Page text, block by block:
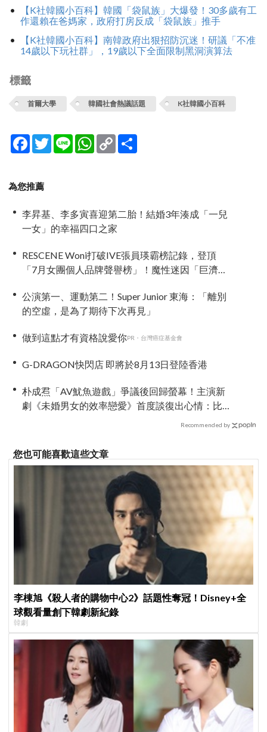
【K社韓國小百科】韓國「袋鼠族」大爆發！30多歲有工
作還賴在爸媽家，政府打房反成「袋鼠族」推手
【K社韓國小百科】南韓政府出狠招防沉迷！研議「不准
14歲以下玩社群」，19歲以下全面限制黑洞演算法
標籤
首爾大學 韓國社會熱議話題 K社韓國小百科
Facebook
TwitterLine WhatsApp
Copy
Link
為您推薦
李昇基、李多寅喜迎第二胎！結婚3年湊成「一兒
一女」的幸福四口之家
RESCENE Woni打破IVE張員瑛霸榜記錄，登頂
「7月女團個人品牌聲譽榜」！魔性迷因「巨濟呀
公演第一、運動第二！Super Junior 東海：「離別
的空虛，是為了期待下次再見」
做到這點才有資格說愛你PR・台灣癌症基金會
G-DRAGON快閃店 即將於8月13日登陸香港
朴成焄「AV魷魚遊戲」爭議後回歸螢幕！主演新
劇《未婚男女的效率戀愛》首度談復出心情：比
Recommended by
您也可能喜歡這些文章
李棟旭《殺人者的購物中心2》話題性奪冠！Disney+全
球觀看量創下韓劇新紀錄
韓劇